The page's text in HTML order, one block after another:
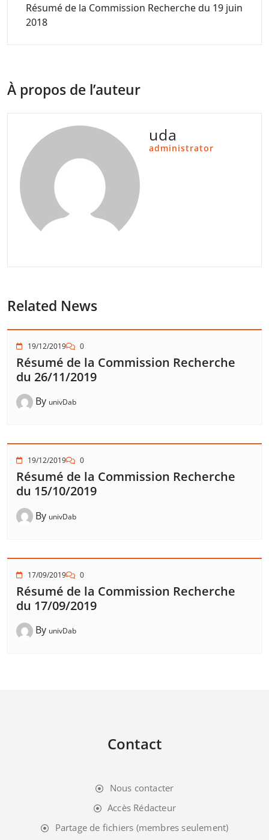
Résumé de la Commission Recherche du 19 juin
2018
À propos de l’auteur
uda
administrator
Related News
19/12/2019 0
Résumé de la Commission Recherche
du 26/11/2019
By univDab
19/12/2019 0
Résumé de la Commission Recherche
du 15/10/2019
By univDab
17/09/2019 0
Résumé de la Commission Recherche
du 17/09/2019
By univDab
Contact
Nous contacter
Accès Rédacteur
Partage de fichiers (membres seulement)